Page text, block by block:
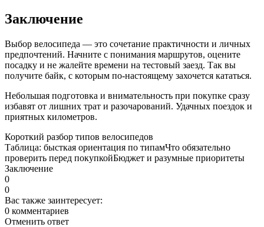
Заключение
Выбор велосипеда — это сочетание практичности и личных
предпочтений. Начните с понимания маршрутов, оцените
посадку и не жалейте времени на тестовый заезд. Так вы
получите байк, с которым по-настоящему захочется кататься.
Небольшая подготовка и внимательность при покупке сразу
избавят от лишних трат и разочарований. Удачных поездок и
приятных километров.
Короткий разбор типов велосипедов
Таблица: бысткая ориентация по типамЧто обязательно
проверить перед покупкойБюджет и разумные приоритеты
Заключение
0
0
Вас также заинтересует:
0 комментариев
Отменить ответ